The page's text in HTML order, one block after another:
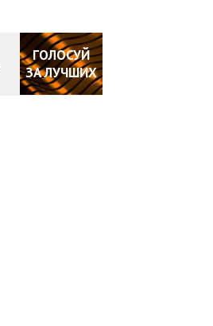
ГОЛОСУЙ
ЗА ЛУЧШИХ